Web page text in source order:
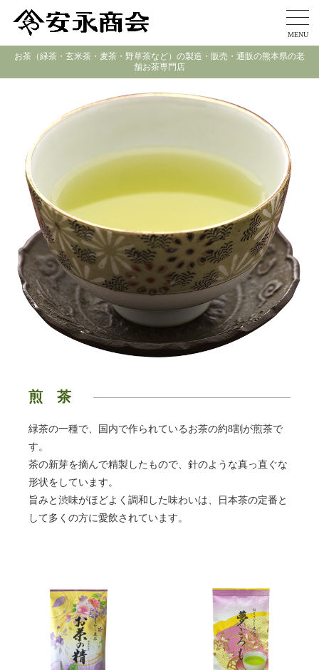
MENU
お茶（緑茶・玄米茶・麦茶・野草茶など）の製造・販売・通販の熊本県の老
舗お茶専門店
煎茶
緑茶の一種で、国内で作られているお茶の約8割が煎茶で
す。
茶の新芽を摘んで精製したもので、針のような真っ直ぐな
形状をしています。
旨みと渋味がほどよく調和した味わいは、日本茶の定番と
して多くの方に愛飲されています。